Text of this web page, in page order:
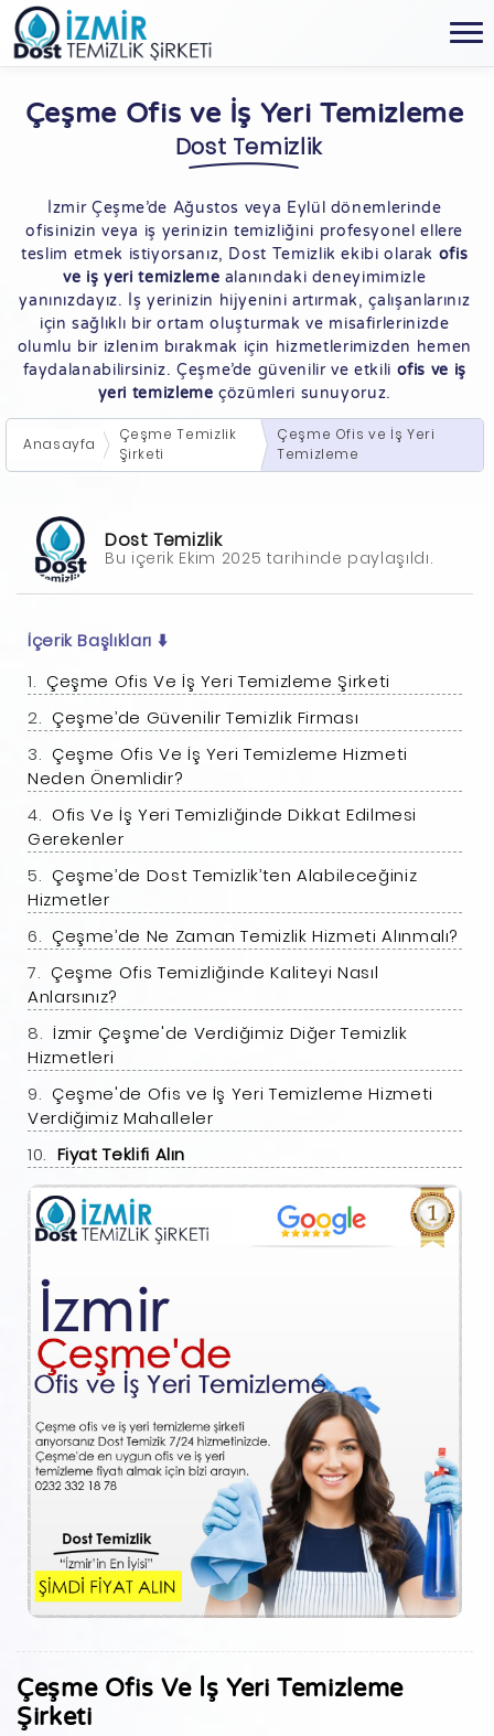
Çeşme Ofis ve İş Yeri Temizleme
Dost Temizlik
İzmir Çeşme’de Ağustos veya Eylül dönemlerinde
ofisinizin veya iş yerinizin temizliğini profesyonel ellere
teslim etmek istiyorsanız, Dost Temizlik ekibi olarak ofis
ve iş yeri temizleme alanındaki deneyimimizle
yanınızdayız. İş yerinizin hijyenini artırmak, çalışanlarınız
için sağlıklı bir ortam oluşturmak ve misafirlerinizde
olumlu bir izlenim bırakmak için hizmetlerimizden hemen
faydalanabilirsiniz. Çeşme’de güvenilir ve etkili ofis ve iş
yeri temizleme çözümleri sunuyoruz.
Anasayfa
Çeşme Temizlik
Şirketi
Çeşme Ofis ve İş Yeri
Temizleme
Dost Temizlik
Bu içerik Ekim 2025 tarihinde paylaşıldı.
İçerik Başlıkları ⬇️
Çeşme Ofis Ve İş Yeri Temizleme Şirketi
Çeşme’de Güvenilir Temizlik Firması
Çeşme Ofis Ve İş Yeri Temizleme Hizmeti
Neden Önemlidir?
Ofis Ve İş Yeri Temizliğinde Dikkat Edilmesi
Gerekenler
Çeşme’de Dost Temizlik’ten Alabileceğiniz
Hizmetler
Çeşme’de Ne Zaman Temizlik Hizmeti Alınmalı?
Çeşme Ofis Temizliğinde Kaliteyi Nasıl
Anlarsınız?
İzmir Çeşme'de Verdiğimiz Diğer Temizlik
Hizmetleri
Çeşme'de Ofis ve İş Yeri Temizleme Hizmeti
Verdiğimiz Mahalleler
Fiyat Teklifi Alın
Çeşme Ofis Ve İş Yeri Temizleme
Şirketi